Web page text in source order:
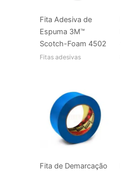
Fita Adesiva de
Espuma 3M™
Scotch-Foam 4502
Fitas adesivas
Fita de Demarcação